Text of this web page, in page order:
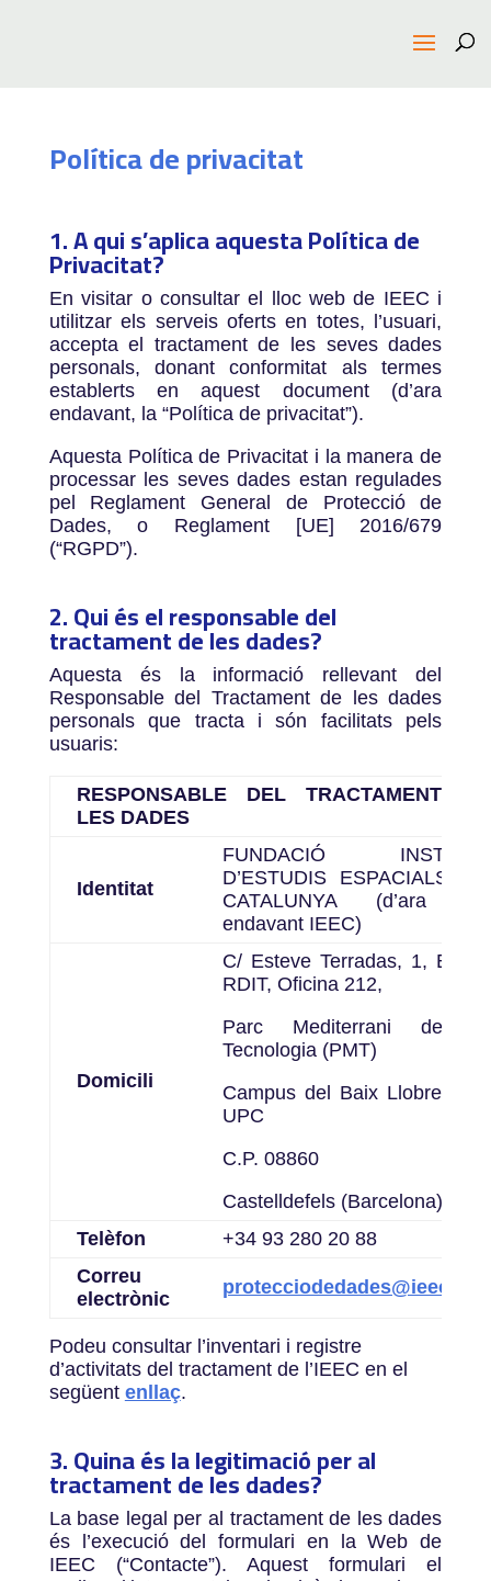
Política de privacitat
1. A qui s’aplica aquesta Política de
Privacitat?
En visitar o consultar el lloc web de IEEC i
utilitzar els serveis oferts en totes, l’usuari,
accepta el tractament de les seves dades
personals, donant conformitat als termes
establerts en aquest document (d’ara
endavant, la “Política de privacitat”).
Aquesta Política de Privacitat i la manera de
processar les seves dades estan regulades
pel Reglament General de Protecció de
Dades, o Reglament [UE] 2016/679
(“RGPD”).
2. Qui és el responsable del
tractament de les dades?
Aquesta és la informació rellevant del
Responsable del Tractament de les dades
personals que tracta i són facilitats pels
usuaris:
RESPONSABLE DEL TRACTAMENT DE
LES DADES
Identitat
FUNDACIÓ INSTITUT
D’ESTUDIS ESPACIALS DE
CATALUNYA (d’ara en
endavant IEEC)
Domicili
C/ Esteve Terradas, 1, Edifici
RDIT, Oficina 212,
Parc Mediterrani de la
Tecnologia (PMT)
Campus del Baix Llobregat –
UPC
C.P. 08860
Castelldefels (Barcelona)
Telèfon
+34 93 280 20 88
Correu
electrònic
protecciodedades@ieec.cat
Podeu consultar l’inventari i registre
d’activitats del tractament de l’IEEC en el
següent enllaç.
3. Quina és la legitimació per al
tractament de les dades?
La base legal per al tractament de les dades
és l’execució del formulari en la Web de
IEEC (“Contacte”). Aquest formulari el